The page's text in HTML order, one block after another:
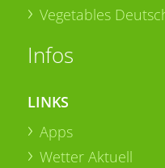
Vegetables
Infos
LINKS
Apps
Wetter Aktuell